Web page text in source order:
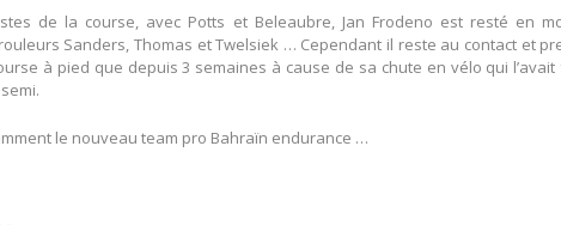
de la course, avec Potts et Beleaubre, Jan Frodeno est resté en
Sanders, Thomas et Twelsiek … Cependant il reste au contact et
à pied que depuis 3 semaines à cause de sa chute en vélo qui l’avait
le nouveau team pro Bahraïn endurance …